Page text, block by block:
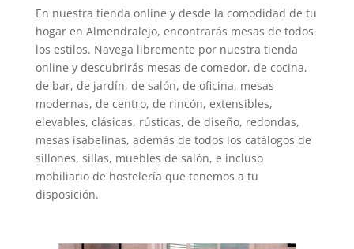
En nuestra tienda online y desde la comodidad de tu
hogar en Almendralejo, encontrarás mesas de todos
los estilos. Navega libremente por nuestra tienda
online y descubrirás mesas de comedor, de cocina,
de bar, de jardín, de salón, de oficina, mesas
modernas, de centro, de rincón, extensibles,
elevables, clásicas, rústicas, de diseño, redondas,
mesas isabelinas, además de todos los catálogos de
sillones, sillas, muebles de salón, e incluso
mobiliario de hostelería que tenemos a tu
disposición.